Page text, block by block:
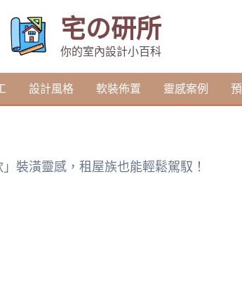
宅の研所
你的室內設計小百科
設計風格 軟裝佈置 靈感案例
裝潢靈感，租屋族也能輕鬆駕馭！